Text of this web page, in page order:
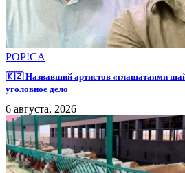
POP!CA
🇰🇿 Назвавший артистов «глашатаями
уголовное дело
6 августа, 2026